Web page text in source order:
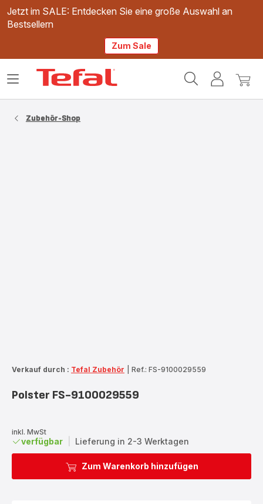
Jetzt im SALE: Entdecken Sie eine große Auswahl an
Bestsellern
Zum Sale
Mein
Mein
Das
Zubehör-Shop
Verkauf durch : Tefal Zubehör Ref.: FS-9100029559
Polster FS-9100029559
inkl. MwSt
verfügbar Lieferung in 2-3 Werktagen
Zum Warenkorb hinzufügen